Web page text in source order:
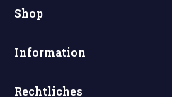
Shop
Information
Rechtliches